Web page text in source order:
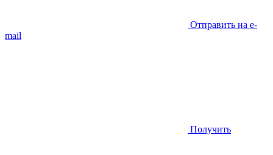
Отправить на e-
mail
Получить